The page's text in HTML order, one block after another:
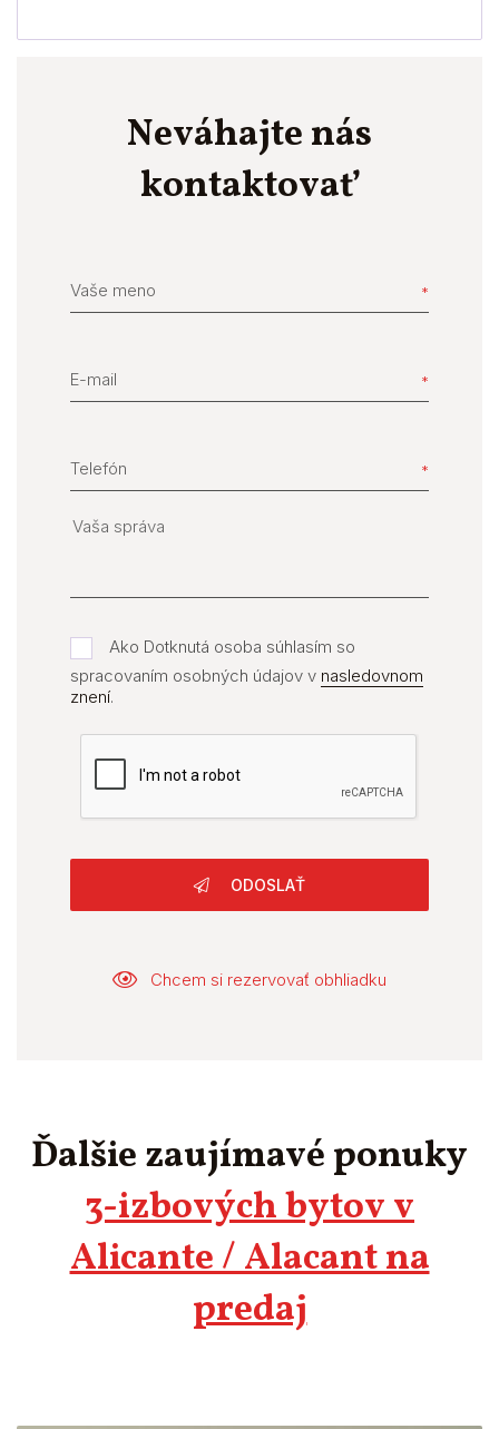
Neváhajte nás
kontaktovať
Vaše meno
E-mail
Telefón
Ako Dotknutá osoba súhlasím so
spracovaním osobných údajov v nasledovnom
znení.
ODOSLAŤ
Chcem si rezervovať obhliadku
Ďalšie zaujímavé ponuky
3-izbových bytov v
Alicante / Alacant na
predaj